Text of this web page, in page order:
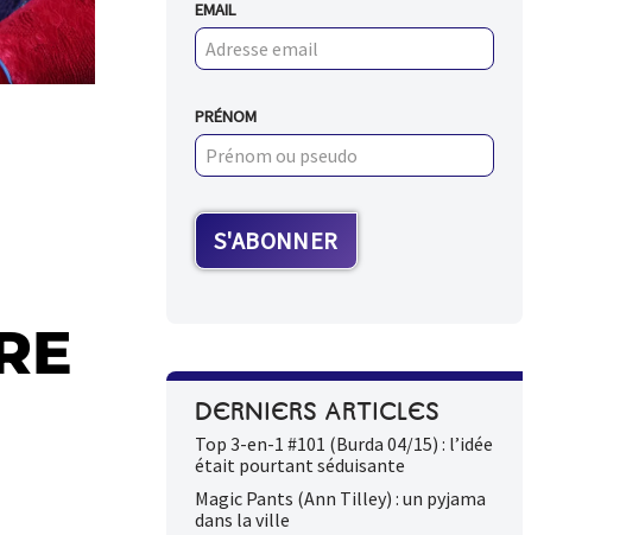
EMAIL
PRÉNOM
DERNIERS ARTICLES
Top 3-en-1 #101 (Burda 04/15) : l’idée
était pourtant séduisante
Magic Pants (Ann Tilley) : un pyjama
dans la ville